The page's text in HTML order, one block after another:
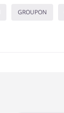
GROUPON